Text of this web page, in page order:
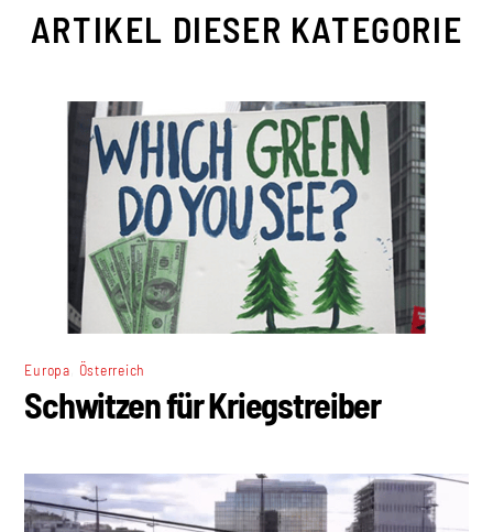
ARTIKEL DIESER KATEGORIE
Europa Österreich
Schwitzen für Kriegstreiber